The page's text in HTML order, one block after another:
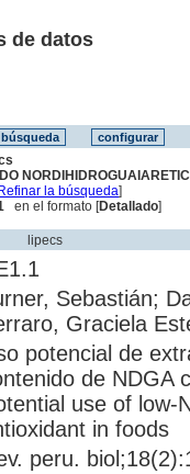
de datos
la búsqueda]
en el formato [Detallado]
lipecs
Sebastián;
Graciela
potencial de
de NDGA
use of low-
in foods
peru.